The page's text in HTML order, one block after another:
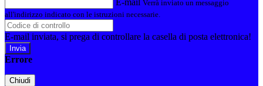
E-mail Verrà inviato un messaggio
all'indirizzo indicato con le istruzioni necessarie.
E-mail inviata, si prega di controllare la casella di posta elettronica!
Errore
Chiudi